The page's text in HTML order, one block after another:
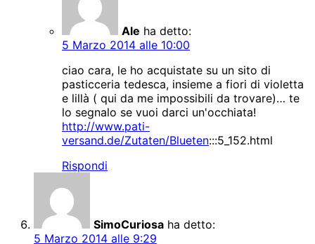
Ale ha detto:
5 Marzo 2014 alle 10:00
ciao cara, le ho acquistate su un sito di
pasticceria tedesca, insieme a fiori di violetta
e lillà ( qui da me impossibili da trovare)… te
lo segnalo se vuoi darci un'occhiata!
http://www.pati-
versand.de/Zutaten/Blueten:::5_152.html
Rispondi
SimoCuriosa ha detto:
5 Marzo 2014 alle 9:29